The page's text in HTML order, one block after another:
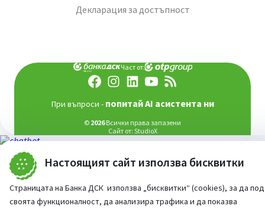
Настоящият сайт използва бисквитки
Страницата на Банка ДСК използва „бисквитки“ (cookies), за да
своята функционалност, да анализира трафика и да показва
Декларация за достъпност
Част от:
При въпроси - попитай AI асистента ни
© 2026Всички права запазени
Сайт от: StudioX